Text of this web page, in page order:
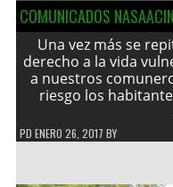
COMUNICADOS NASAACIN
Una vez más se
derecho a la vida
a nuestros
riesgo los
PD ENERO 26, 2017 BY